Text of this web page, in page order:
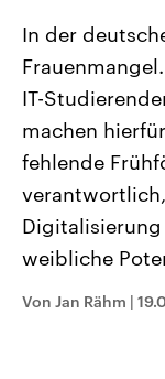
Aktuelle Beiträge,
Hintergründe
Wirtschaftlich und
gehören die
den mächtigsten
mit großem
Sendungen
In der
IT-
machen
fehlende
weibliche
Von Jan Rähm |